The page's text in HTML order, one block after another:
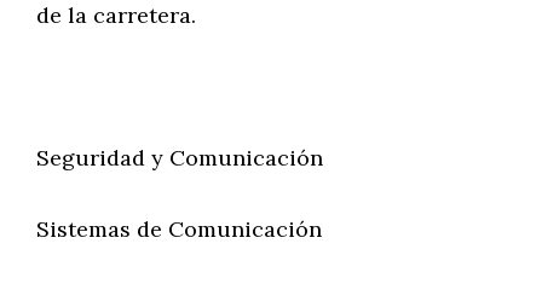
de la carretera.
Seguridad y Comunicación
Sistemas de Comunicación